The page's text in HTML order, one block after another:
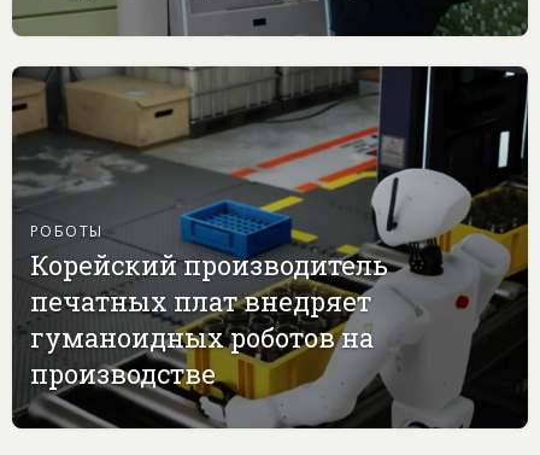
РОБОТЫ
Корейский производитель
печатных плат внедряет
гуманоидных роботов на
производстве